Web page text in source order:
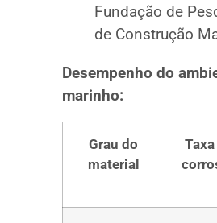
Fundação de
de Construção
Desempenho do
marinho:
Grau do
material